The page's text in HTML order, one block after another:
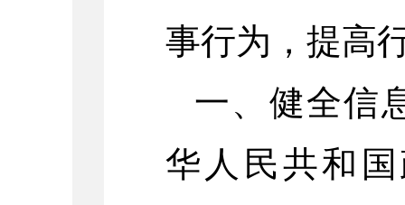
事行为，提高
一、健全信
华人民共和